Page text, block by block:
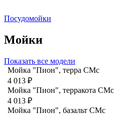
Посудомойки
Мойки
Показать все модели
Мойка "Пион", терра CMc
4 013 ₽
Мойка "Пион", терракота CMc
4 013 ₽
Мойка "Пион", базальт СМс